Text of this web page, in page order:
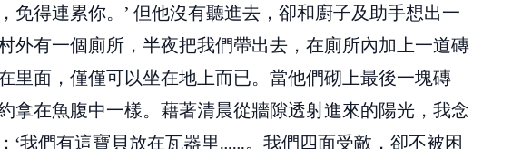
免得連累你。’ 但他沒有聽進去，卻和廚子及助手想出一
外有一個廁所，半夜把我們帶出去，在廁所內加上一道磚
里面，僅僅可以坐在地上而已。當他們砌上最後一塊磚
拿在魚腹中一樣。藉著清晨從牆隙透射進來的陽光，我念
‘我們有這寶貝放在瓦器里……。我們四面受敵，卻不被困